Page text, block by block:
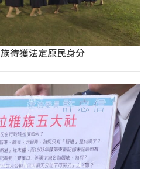
待獲法定原民身分